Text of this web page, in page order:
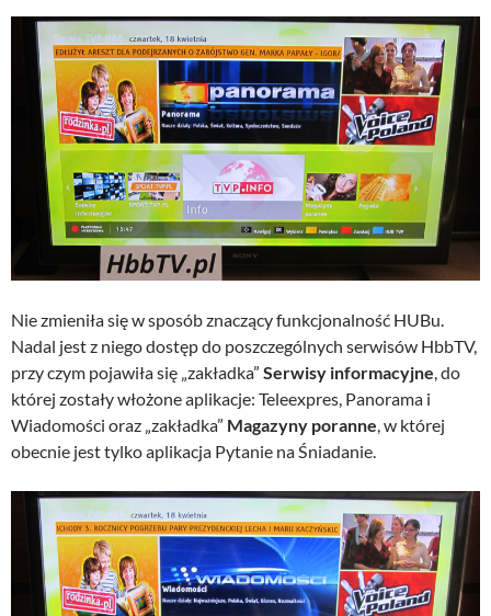
Nie zmieniła się w sposób znaczący funkcjonalność HUBu.
Nadal jest z niego dostęp do poszczególnych serwisów HbbTV,
przy czym pojawiła się „zakładka” Serwisy informacyjne , do
której zostały włożone aplikacje: Teleexpres, Panorama i
Wiadomości oraz „zakładka” Magazyny poranne , w której
obecnie jest tylko aplikacja Pytanie na Śniadanie.